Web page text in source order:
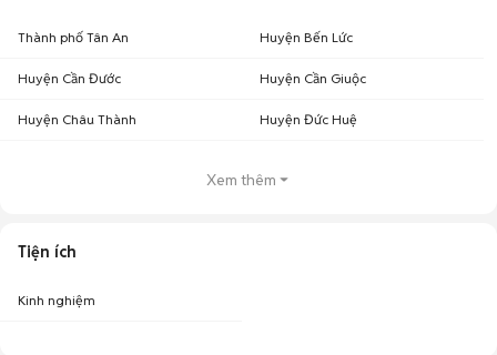
Thành phố Tân An Huyện Bến Lức
Huyện Cần Đước Huyện Cần Giuộc
Huyện Châu Thành Huyện Đức Huệ
Xem thêm
Tiện ích
Kinh nghiệm